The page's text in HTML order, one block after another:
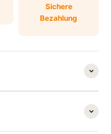
Sichere
Bezahlung